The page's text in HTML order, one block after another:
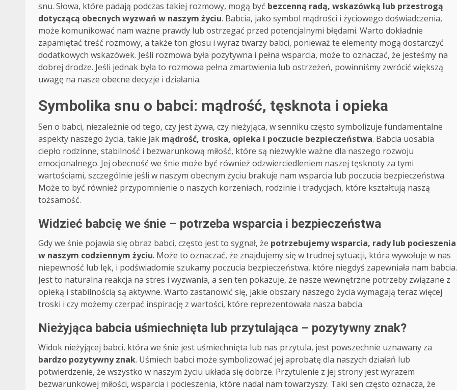
snu. Słowa, które padają podczas takiej rozmowy, mogą być bezcenną radą, wskazówką lub przestrogą
dotyczącą obecnych wyzwań w naszym życiu. Babcia, jako symbol mądrości i życiowego doświadczenia,
może komunikować nam ważne prawdy lub ostrzegać przed potencjalnymi błędami. Warto dokładnie
zapamiętać treść rozmowy, a także ton głosu i wyraz twarzy babci, ponieważ te elementy mogą dostarczyć
dodatkowych wskazówek. Jeśli rozmowa była pozytywna i pełna wsparcia, może to oznaczać, że jesteśmy na
dobrej drodze. Jeśli jednak była to rozmowa pełna zmartwienia lub ostrzeżeń, powinniśmy zwrócić większą
uwagę na nasze obecne decyzje i działania.
Symbolika snu o babci: mądrość, tęsknota i opieka
Sen o babci, niezależnie od tego, czy jest żywa, czy nieżyjąca, w senniku często symbolizuje fundamentalne
aspekty naszego życia, takie jak mądrość, troska, opieka i poczucie bezpieczeństwa. Babcia uosabia
ciepło rodzinne, stabilność i bezwarunkową miłość, które są niezwykle ważne dla naszego rozwoju
emocjonalnego. Jej obecność we śnie może być również odzwierciedleniem naszej tęsknoty za tymi
wartościami, szczególnie jeśli w naszym obecnym życiu brakuje nam wsparcia lub poczucia bezpieczeństwa.
Może to być również przypomnienie o naszych korzeniach, rodzinie i tradycjach, które kształtują naszą
tożsamość.
Widzieć babcię we śnie – potrzeba wsparcia i bezpieczeństwa
Gdy we śnie pojawia się obraz babci, często jest to sygnał, że potrzebujemy wsparcia, rady lub pocieszenia
w naszym codziennym życiu. Może to oznaczać, że znajdujemy się w trudnej sytuacji, która wywołuje w nas
niepewność lub lęk, i podświadomie szukamy poczucia bezpieczeństwa, które niegdyś zapewniała nam babcia.
Jest to naturalna reakcja na stres i wyzwania, a sen ten pokazuje, że nasze wewnętrzne potrzeby związane z
opieką i stabilnością są aktywne. Warto zastanowić się, jakie obszary naszego życia wymagają teraz więcej
troski i czy możemy czerpać inspirację z wartości, które reprezentowała nasza babcia.
Nieżyjąca babcia uśmiechnięta lub przytulająca – pozytywny znak?
Widok nieżyjącej babci, która we śnie jest uśmiechnięta lub nas przytula, jest powszechnie uznawany za
bardzo pozytywny znak. Uśmiech babci może symbolizować jej aprobatę dla naszych działań lub
potwierdzenie, że wszystko w naszym życiu układa się dobrze. Przytulenie z jej strony jest wyrazem
bezwarunkowej miłości, wsparcia i pocieszenia, które nadal nam towarzyszy. Taki sen często oznacza, że